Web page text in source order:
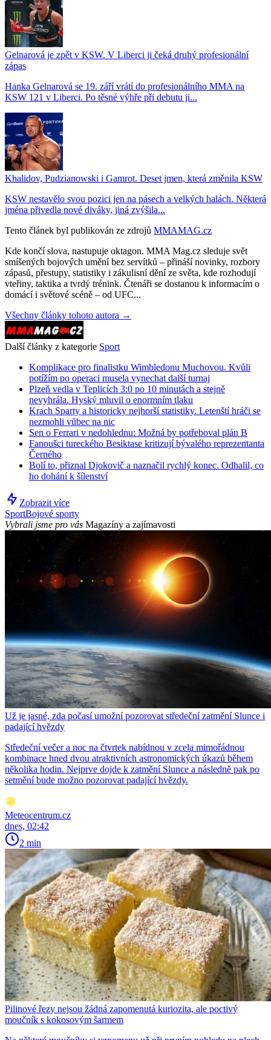
Gelnarová je zpět v KSW. V Liberci ji čeká druhý profesionální
zápas
Hanka Gelnarová se 19. září vrátí do profesionálního MMA na
KSW 121 v Liberci. Po těsné výhře při debutu ji...
Khalidov, Pudzianowski i Gamrot. Deset jmen, která změnila KSW
KSW nestavělo svou pozici jen na pásech a velkých halách. Některá
jména přivedla nové diváky, jiná zvýšila...
Tento článek byl publikován ze zdrojů MMAMAG.cz
Kde končí slova, nastupuje oktagon. MMA Mag.cz sleduje svět
smíšených bojových umění bez servítků – přináší novinky, rozbory
zápasů, přestupy, statistiky i zákulisní dění ze světa, kde rozhodují
vteřiny, taktika a tvrdý trénink. Čtenáři se dostanou k informacím o
domácí i světové scéně – od UFC...
Všechny články tohoto autora →
Další články z kategorie Sport
Komplikace pro finalistku Wimbledonu Muchovou. Kvůli
potížím po operaci musela vynechat další turnaj
Plzeň vedla v Teplicích 3:0 po 10 minutách a stejně
nevyhrála. Hyský mluvil o enormním tlaku
Krach Sparty a historicky nejhorší statistiky. Letenští hráči se
nezmohli vůbec na nic
Sen o Ferrari v nedohlednu: Možná by potřeboval plán B
Fanoušci tureckého Besiktase kritizují bývalého reprezentanta
Černého
Bolí to, přiznal Djokovič a naznačil rychlý konec. Odhalil, co
ho dohání k šílenství
Zobrazit více
SportBojové sporty
Vybrali jsme pro vás Magazíny a zajímavosti
Už je jasné, zda počasí umožní pozorovat středeční zatmění Slunce i
padající hvězdy
Středeční večer a noc na čtvrtek nabídnou v zcela mimořádnou
kombinace hned dvou atraktivních astronomických úkazů během
několika hodin. Nejprve dojde k zatmění Slunce a následně pak po
setmění bude možno pozorovat padající hvězdy.
Meteocentrum.cz
dnes, 02:42
2 min
Pilinové řezy nejsou žádná zapomenutá kuriozita, ale poctivý
moučník s kokosovým šarmem